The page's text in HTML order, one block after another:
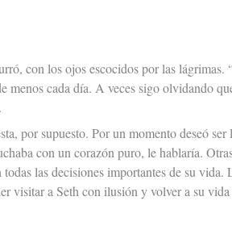
con los ojos escocidos por las
menos cada día. A veces sigo olvidando
por supuesto. Por un momento deseó
con un corazón puro, le hablaría.
las decisiones importantes de su
visitar a Seth con ilusión y volver a su